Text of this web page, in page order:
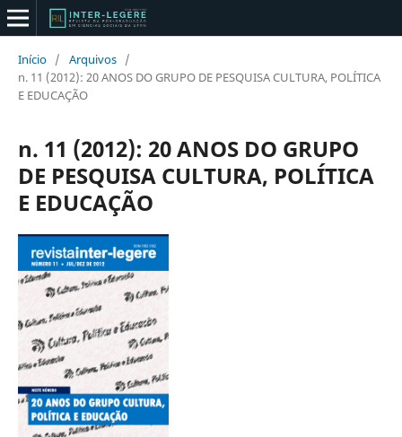
Início / Arquivos /
n. 11 (2012): 20 ANOS DO GRUPO DE PESQUISA CULTURA, POLÍTICA
E EDUCAÇÃO
n. 11 (2012): 20 ANOS DO GRUPO
DE PESQUISA CULTURA, POLÍTICA
E EDUCAÇÃO